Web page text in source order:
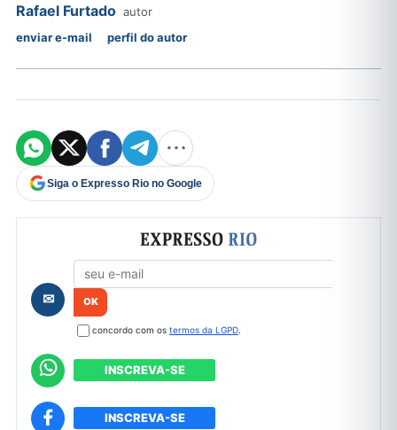
Rafael Furtado autor
enviar e-mail
perfil do autor
Siga o Expresso Rio no Google
Formulário de cadastro
✉
concordo com os termos da LGPD.
INSCREVA-SE
INSCREVA-SE